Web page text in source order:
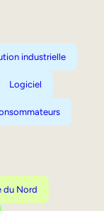
industrielle
Logiciel
du Nord